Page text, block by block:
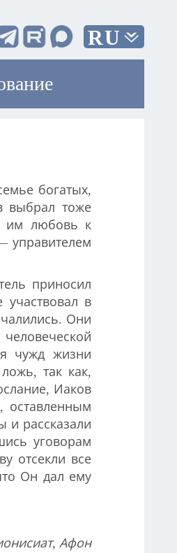
RU
богатых,
выбрал тоже
им любовь к
управителем
приносил
участвовал в
Они
чужд жизни
так как,
Иаков
оставленным
и рассказали
уговорам
отсекли все
Он дал ему
Афон